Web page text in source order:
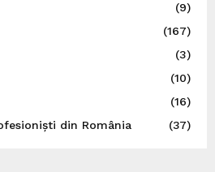
(9)
(167)
(3)
(10)
(16)
din România
(37)